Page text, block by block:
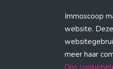
Immoscoop
website.
meer haar
Ons